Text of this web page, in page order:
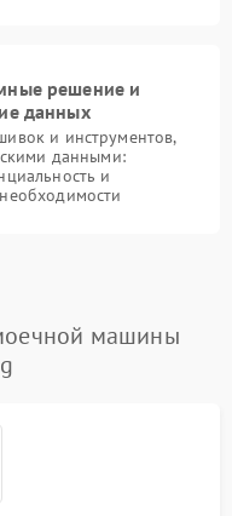
решение и
данных
и инструментов,
данными:
и
машины